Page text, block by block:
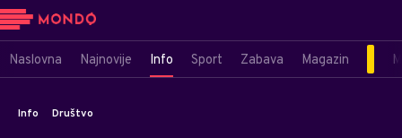
Naslovna Najnovije Info Sport Zabava Magazin
Info Društvo